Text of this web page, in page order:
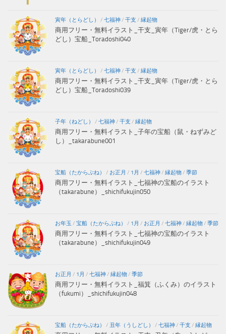
寅年（とらどし） / 七福神/ 干支 / 縁起物
商用フリー・無料イラスト_干支_寅年（Tiger/虎・とら
どし）宝船_Toradoshi040
寅年（とらどし） / 七福神/ 干支 / 縁起物
商用フリー・無料イラスト_干支_寅年（Tiger/虎・とら
どし）宝船_Toradoshi039
子年（ねどし） / 七福神/ 干支 / 縁起物
商用フリー・無料イラスト_子年の宝船（鼠・ねずみど
し）_takarabune001
宝船（たからぶね） / お正月 / 1月 / 七福神/ 縁起物/ 季節
商用フリー・無料イラスト_七福神の宝船のイラスト
（takarabune）_shichifukujin050
お年玉 / 宝船（たからぶね） / 1月 / お正月 / 七福神/ 縁起物/ 季節
商用フリー・無料イラスト_七福神の宝船のイラスト
（takarabune）_shichifukujin049
お正月 / 1月 / 七福神/ 縁起物/ 季節
商用フリー・無料イラスト_福箕（ふくみ）のイラスト
（fukumi）_shichifukujin048
宝船（たからぶね） / 丑年（うしどし） / 七福神/ 干支 / 縁起物